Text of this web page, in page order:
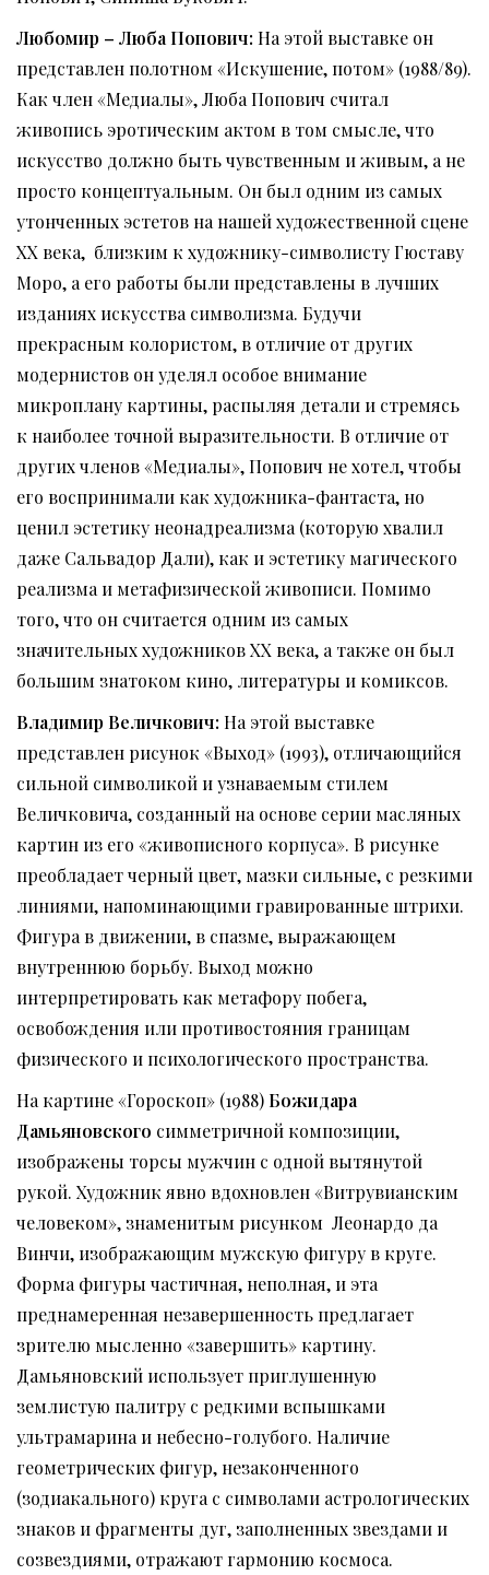
Любомир – Люба Попович: На этой выставке он
представлен полотном «Искушение, потом» (1988/89).
Как член «Медиалы», Люба Попович считал
живопись эротическим актом в том смысле, что
искусство должно быть чувственным и живым, а не
просто концептуальным. Он был одним из самых
утонченных эстетов на нашей художественной сцене
XX века, близким к художнику-символисту Гюставу
Моро, а его работы были представлены в лучших
изданиях искусства символизма. Будучи
прекрасным колористом, в отличие от других
модернистов он уделял особое внимание
микроплану картины, распыляя детали и стремясь
к наиболее точной выразительности. В отличие от
других членов «Медиалы», Попович не хотел, чтобы
его воспринимали как художника-фантаста, но
ценил эстетику неонадреализма (которую хвалил
даже Сальвадор Дали), как и эстетику магического
реализма и метафизической живописи. Помимо
того, что он считается одним из самых
значительных художников XX века, а также он был
большим знатоком кино, литературы и комиксов.
Владимир Величкович: На этой выставке
представлен рисунок «Выход» (1993), отличающийся
сильной символикой и узнаваемым стилем
Величковича, созданный на основе серии масляных
картин из его «живописного корпуса». В рисунке
преобладает черный цвет, мазки сильные, с резкими
линиями, напоминающими гравированные штрихи.
Фигура в движении, в спазме, выражающем
внутреннюю борьбу. Выход можно
интерпретировать как метафору побега,
освобождения или противостояния границам
физического и психологического пространства.
На картине «Гороскоп» (1988) Божидара
Дамьяновского симметричной композиции,
изображены торсы мужчин с одной вытянутой
рукой. Художник явно вдохновлен «Витрувианским
человеком», знаменитым рисунком Леонардо да
Винчи, изображающим мужскую фигуру в круге.
Форма фигуры частичная, неполная, и эта
преднамеренная незавершенность предлагает
зрителю мысленно «завершить» картину.
Дамьяновский использует приглушенную
землистую палитру с редкими вспышками
ультрамарина и небесно-голубого. Наличие
геометрических фигур, незаконченного
(зодиакального) круга с символами астрологических
знаков и фрагменты дуг, заполненных звездами и
созвездиями, отражают гармонию космоса.